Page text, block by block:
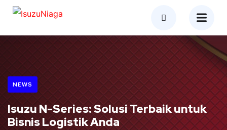
NEWS
Isuzu N-Series: Solusi Terbaik untuk
Bisnis Logistik Anda